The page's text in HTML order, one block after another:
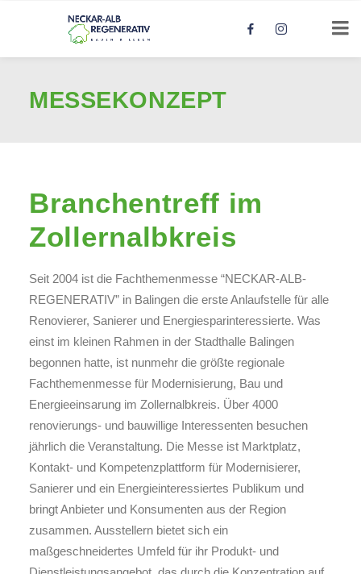
MESSEKONZEPT
Branchentreff im
Zollernalbkreis
Seit 2004 ist die Fachthemenmesse “NECKAR-ALB-
REGENERATIV” in Balingen die erste Anlaufstelle für alle
Renovierer, Sanierer und Energiesparinteressierte. Was
einst im kleinen Rahmen in der Stadthalle Balingen
begonnen hatte, ist nunmehr die größte regionale
Fachthemenmesse für Modernisierung, Bau und
Energieeinsarung im Zollernalbkreis. Über 4000
renovierungs- und bauwillige Interessenten besuchen
jährlich die Veranstaltung. Die Messe ist Marktplatz,
Kontakt- und Kompetenzplattform für Modernisierer,
Sanierer und ein Energieinteressiertes Publikum und
bringt Anbieter und Konsumenten aus der Region
zusammen. Ausstellern bietet sich ein
maßgeschneidertes Umfeld für ihr Produkt- und